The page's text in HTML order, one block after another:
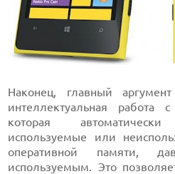
Наконец, главный
интеллектуальная работа
которая
используемые или
оперативной памяти,
используемым. Это